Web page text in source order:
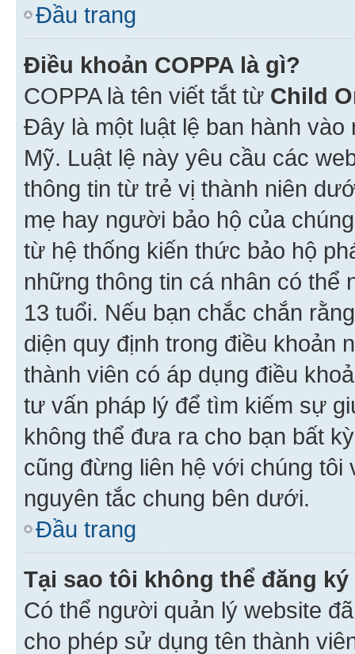
Đầu trang
Điều khoản COPPA là gì?
COPPA là tên viết tắt từ Child
Đây là một luật lệ ban hành
Mỹ. Luật lệ này yêu cầu các
thông tin từ trẻ vị thành niên
mẹ hay người bảo hộ của
từ hệ thống kiến thức bảo hộ
những thông tin cá nhân có thể
13 tuổi. Nếu bạn chắc chắn
diện quy định trong điều khoản
thành viên có áp dụng điều
tư vấn pháp lý để tìm kiếm sự
không thể đưa ra cho bạn bất
cũng đừng liên hệ với chúng
nguyên tắc chung bên dưới.
Đầu trang
Tại sao tôi không thể đăng
Có thể người quản lý website
cho phép sử dụng tên thành